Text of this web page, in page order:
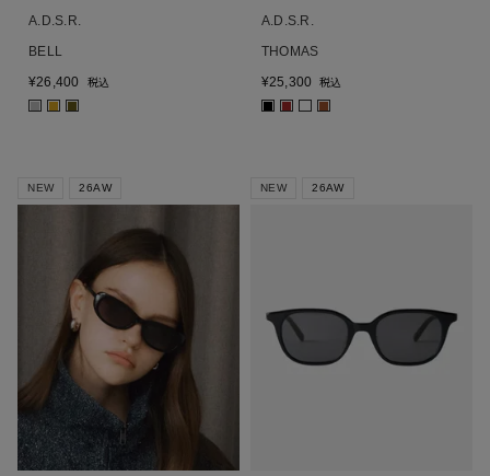
A.D.S.R.
BELL
¥26,400 税込
■ ■ ■
A.D.S.R.
THOMAS
¥25,300 税込
■ ■ ■
NEW 26AW NEW 26AW